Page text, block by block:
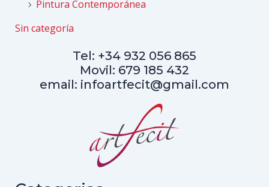
Pintura Contemporánea
Sin categoría
Tel: +34 932 056 865
Movil: 679 185 432
email: infoartfecit@gmail.com